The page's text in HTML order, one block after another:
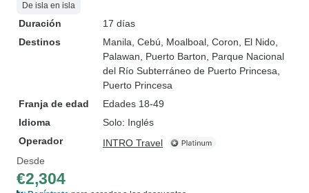
De isla en isla
Duración
17 días
Destinos
Manila , Cebú , Moalboal , Coron , El Nido
Palawan , Puerto Barton , Parque Nacional
del Río Subterráneo de Puerto Princesa
Puerto Princesa
Franja de edad
Edades 18-49
Idioma
Solo: Inglés
Operador
INTRO Travel
Desde
€2,304